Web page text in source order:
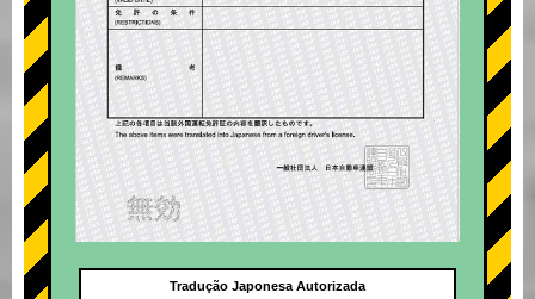
Tradução Japonesa Autorizada